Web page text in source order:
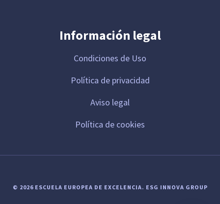
Información legal
Condiciones de Uso
Política de privacidad
Aviso legal
Política de cookies
© 2026 ESCUELA EUROPEA DE EXCELENCIA. ESG INNOVA GROUP